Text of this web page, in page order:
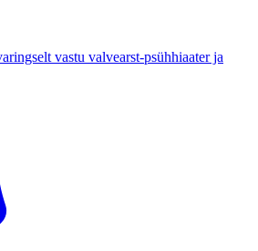
vastu valvearst-psühhiaater ja